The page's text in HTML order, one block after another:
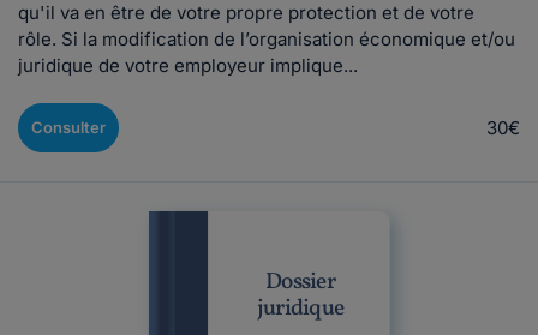
qu'il va en être de votre propre protection et de votre
rôle. Si la modification de l’organisation économique et/ou
juridique de votre employeur implique...
Consulter 30€
Dossier
juridique